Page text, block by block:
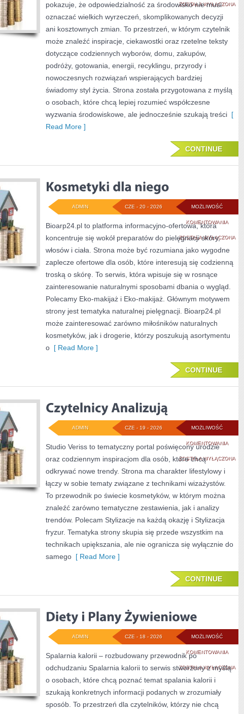
I
ZOSTAŁA WYŁĄCZONA
pokazuje, że odpowiedzialność za środowisko nie musi
oznaczać wielkich wyrzeczeń, skomplikowanych decyzji
ani kosztownych zmian. To przestrzeń, w którym czytelnik
może znaleźć inspiracje, ciekawostki oraz rzetelne teksty
dotyczące codziennych wyborów, domu, zakupów,
podróży, gotowania, energii, recyklingu, przyrody i
nowoczesnych rozwiązań wspierających bardziej
świadomy styl życia. Strona została przygotowana z myślą
o osobach, które chcą lepiej rozumieć współczesne
wyzwania środowiskowe, ale jednocześnie szukają treści [
Read More ]
CONTINUE
MOŻLIWOŚĆ
KOMENTOWANIA
DLA
NIEGO
ZOSTAŁA WYŁĄCZONA
CZE - 20 - 2026
ADMIN
Bioarp24.pl to platforma informacyjno-ofertowa, która
koncentruje się wokół preparatów do pielęgnacji skóry,
włosów i ciała. Strona może być rozumiana jako wygodne
zaplecze ofertowe dla osób, które interesują się codzienną
troską o skórę. To serwis, która wpisuje się w rosnące
zainteresowanie naturalnymi sposobami dbania o wygląd.
Polecamy Eko-makijaż i Eko-makijaż. Głównym motywem
strony jest tematyka naturalnej pielęgnacji. Bioarp24.pl
może zainteresować zarówno miłośników naturalnych
kosmetyków, jak i drogerie, którzy poszukują asortymentu
o [ Read More ]
CONTINUE
MOŻLIWOŚĆ
KOMENTOWANIA
ZOSTAŁA WYŁĄCZONA
CZE - 19 - 2026
ADMIN
Studio Veriss to tematyczny portal poświęcony urodzie
oraz codziennym inspiracjom dla osób, które chcą
odkrywać nowe trendy. Strona ma charakter lifestylowy i
łączy w sobie tematy związane z technikami wizażystów.
To przewodnik po świecie kosmetyków, w którym można
znaleźć zarówno tematyczne zestawienia, jak i analizy
trendów. Polecam Stylizacje na każdą okazję i Stylizacja
fryzur. Tematyka strony skupia się przede wszystkim na
technikach upiększania, ale nie ogranicza się wyłącznie do
samego [ Read More ]
CONTINUE
MOŻLIWOŚĆ
KOMENTOWANIADIETY
I
ZOSTAŁA WYŁĄCZONA
CZE - 18 - 2026
ADMIN
Spalarnia kalorii – rozbudowany przewodnik po
odchudzaniu Spalarnia kalorii to serwis stworzony z myślą
o osobach, które chcą poznać temat spalania kalorii i
szukają konkretnych informacji podanych w zrozumiały
sposób. To przestrzeń dla czytelników, którzy nie chcą